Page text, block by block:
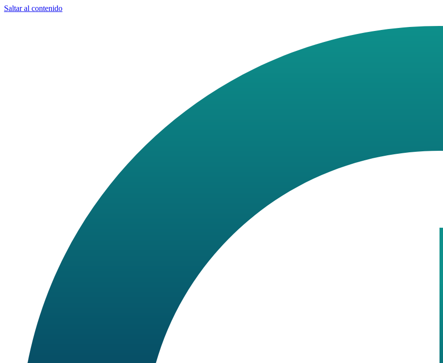
Saltar al contenido